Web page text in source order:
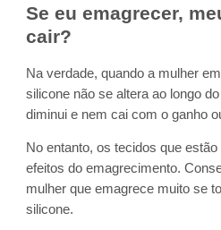
Se eu emagrecer,
cair?
Na verdade, quando a mulher
silicone não se altera ao longo
diminui e nem cai com o ganho
No entanto, os tecidos que
efeitos do emagrecimento.
mulher que emagrece muito se
silicone.